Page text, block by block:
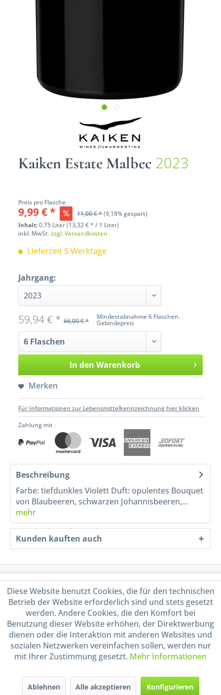
Kaiken Estate Malbec 2023
Preis pro Flasche
9,99 € * 11,00 € *(9,18% gespart)
Inhalt:0.75 Liter (13,32 € * / 1 Liter)
inkl. MwSt.zzgl. Versandkosten
Lieferzeit 5 Werktage
Jahrgang:
Mindestabnahme 6 Flaschen.
Gebindepreis
59,94 € * 66,00 € *
In den Warenkorb
Merken
Für Informationen zur Lebensmittelkennzeichnung hier klicken
Zahlung mit
Beschreibung
Farbe: tiefdunkles Violett Duft: opulentes Bouquet
von Blaubeeren, schwarzen Johannisbeeren,...
mehr
Kunden kauften auch
Shop Service
Informationen
Handel mit BIO-Weinen
durch DE-ÖKO-009
Diese Website benutzt Cookies, die für den technischen
Betrieb der Website erforderlich sind und stets gesetzt
werden. Andere Cookies, die den Komfort bei
Benutzung dieser Website erhöhen, der Direktwerbung
dienen oder die Interaktion mit anderen Websites und
sozialen Netzwerken vereinfachen sollen, werden nur
mit Ihrer Zustimmung gesetzt. Mehr Informationen
Ablehnen Alle akzeptieren Konfigurieren